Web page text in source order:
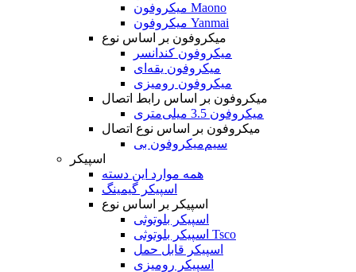
میکروفون Maono
میکروفون Yanmai
میکروفون بر اساس نوع
میکروفون کندانسر
میکروفون یقه‌ای
میکروفون رومیزی
میکروفون بر اساس رابط اتصال
میکروفون 3.5 میلی‌متری
میکروفون بر اساس نوع اتصال
میکروفون بی‌‎سیم
اسپیکر
همه موارد این دسته
اسپیکر گیمینگ
اسپیکر بر اساس نوع
اسپیکر بلوتوثی
اسپیکر بلوتوثی Tsco
اسپیکر قابل حمل
اسپیکر رومیزی